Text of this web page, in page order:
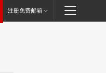
注册免费邮箱